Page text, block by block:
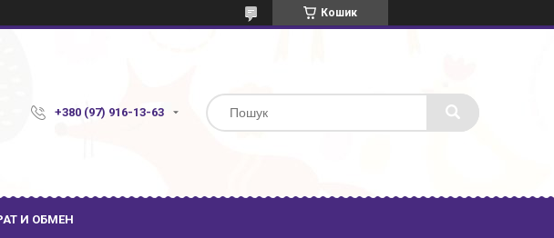
Кошик
+380 (97) 916-13-63
И ОБМЕН